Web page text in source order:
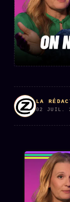
Chat
Oracle z/
Oracle
LA
02 JUIL.